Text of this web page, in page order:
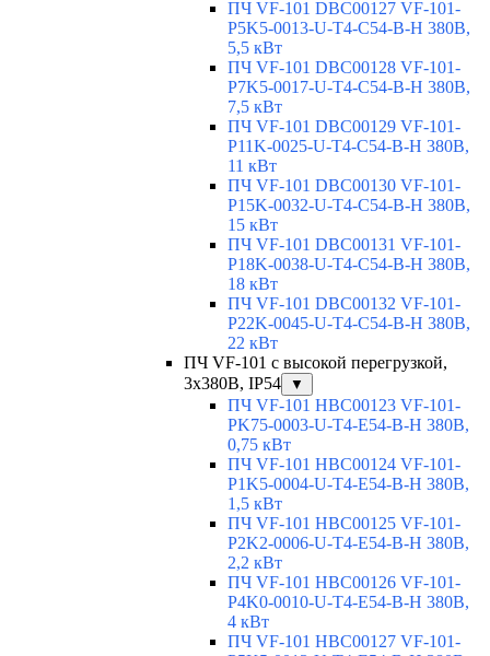
ПЧ VF-101 DBC00127 VF-101-
P5K5-0013-U-T4-C54-B-H 380В,
5,5 кВт
ПЧ VF-101 DBC00128 VF-101-
P7K5-0017-U-T4-C54-B-H 380В,
7,5 кВт
ПЧ VF-101 DBC00129 VF-101-
P11K-0025-U-T4-C54-B-H 380В,
11 кВт
ПЧ VF-101 DBC00130 VF-101-
P15K-0032-U-T4-C54-B-H 380В,
15 кВт
ПЧ VF-101 DBC00131 VF-101-
P18K-0038-U-T4-C54-B-H 380В,
18 кВт
ПЧ VF-101 DBC00132 VF-101-
P22K-0045-U-T4-C54-B-H 380В,
22 кВт
ПЧ VF-101 с высокой перегрузкой,
3х380В, IP54
▼
ПЧ VF-101 HBC00123 VF-101-
PK75-0003-U-T4-E54-B-H 380В,
0,75 кВт
ПЧ VF-101 HBC00124 VF-101-
P1K5-0004-U-T4-E54-B-H 380В,
1,5 кВт
ПЧ VF-101 HBC00125 VF-101-
P2K2-0006-U-T4-E54-B-H 380В,
2,2 кВт
ПЧ VF-101 HBC00126 VF-101-
P4K0-0010-U-T4-E54-B-H 380В,
4 кВт
ПЧ VF-101 HBC00127 VF-101-